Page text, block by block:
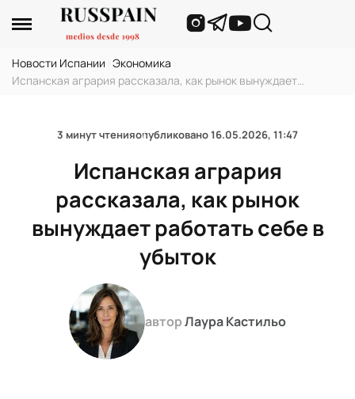
Новости Испании Экономика
Испанская агрария рассказала, как рынок вынуждает
3 минут чтенияопубликовано16.05.2026, 11:47
Испанская агрария
рассказала, как рынок
вынуждает работать себе в
убыток
авторЛаура Кастильо